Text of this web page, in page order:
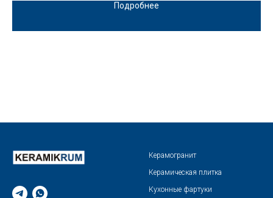
Подробнее
Керамогранит
Керамическая плитка
Кухонные фартуки